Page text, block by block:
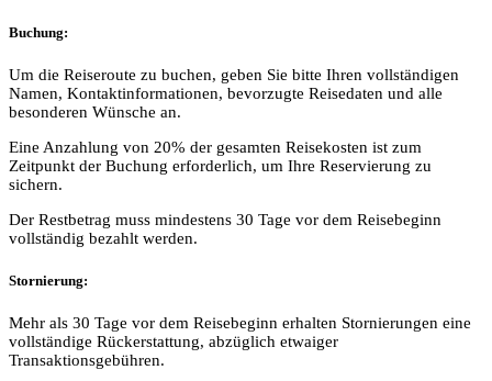
Buchung:
Um die Reiseroute zu buchen, geben Sie bitte Ihren vollständigen
Namen, Kontaktinformationen, bevorzugte Reisedaten und alle
besonderen Wünsche an.
Eine Anzahlung von 20% der gesamten Reisekosten ist zum
Zeitpunkt der Buchung erforderlich, um Ihre Reservierung zu
sichern.
Der Restbetrag muss mindestens 30 Tage vor dem Reisebeginn
vollständig bezahlt werden.
Stornierung:
Mehr als 30 Tage vor dem Reisebeginn erhalten Stornierungen eine
vollständige Rückerstattung, abzüglich etwaiger
Transaktionsgebühren.